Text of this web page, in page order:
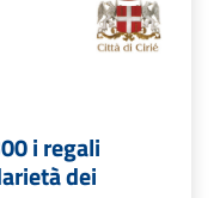
i regali
dei